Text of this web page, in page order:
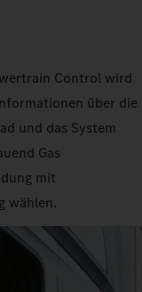
Control wird
über die
und das System
Gas
mit
wählen.